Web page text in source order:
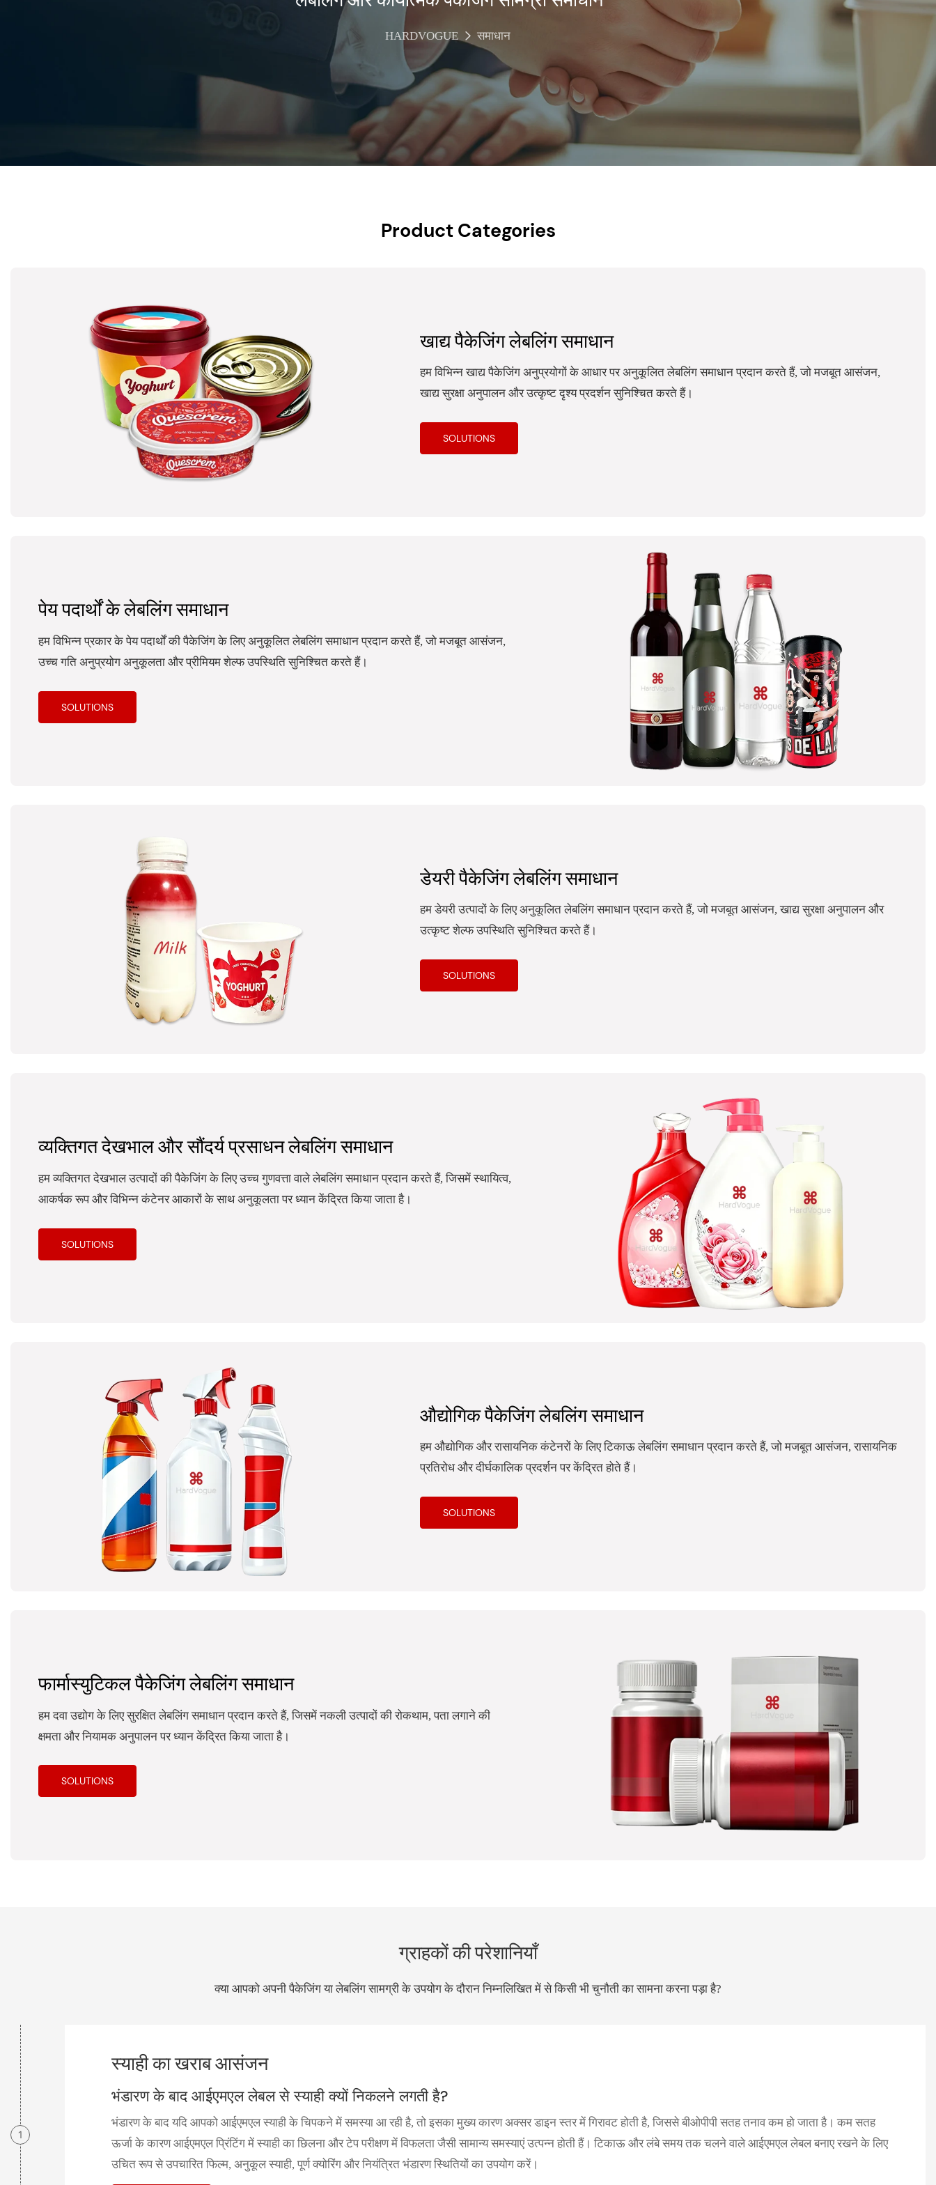
HARDVOGUE समाधान
Product Categories
खाद्य पैकेजिंग लेबलिंग समाधान
हम विभिन्न खाद्य पैकेजिंग अनुप्रयोगों के आधार पर अनुकूलित लेबलिंग समाधान प्रदान करते हैं, जो मजबूत आसंजन,
खाद्य सुरक्षा अनुपालन और उत्कृष्ट दृश्य प्रदर्शन सुनिश्चित करते हैं।
SOLUTIONS
पेय पदार्थों के लेबलिंग समाधान
हम विभिन्न प्रकार के पेय पदार्थों की पैकेजिंग के लिए अनुकूलित लेबलिंग समाधान प्रदान करते हैं, जो मजबूत आसंजन,
उच्च गति अनुप्रयोग अनुकूलता और प्रीमियम शेल्फ उपस्थिति सुनिश्चित करते हैं।
SOLUTIONS
डेयरी पैकेजिंग लेबलिंग समाधान
हम डेयरी उत्पादों के लिए अनुकूलित लेबलिंग समाधान प्रदान करते हैं, जो मजबूत आसंजन, खाद्य सुरक्षा अनुपालन और
उत्कृष्ट शेल्फ उपस्थिति सुनिश्चित करते हैं।
SOLUTIONS
व्यक्तिगत देखभाल और सौंदर्य प्रसाधन लेबलिंग समाधान
हम व्यक्तिगत देखभाल उत्पादों की पैकेजिंग के लिए उच्च गुणवत्ता वाले लेबलिंग समाधान प्रदान करते हैं, जिसमें स्थायित्व,
आकर्षक रूप और विभिन्न कंटेनर आकारों के साथ अनुकूलता पर ध्यान केंद्रित किया जाता है।
SOLUTIONS
औद्योगिक पैकेजिंग लेबलिंग समाधान
हम औद्योगिक और रासायनिक कंटेनरों के लिए टिकाऊ लेबलिंग समाधान प्रदान करते हैं, जो मजबूत आसंजन, रासायनिक
प्रतिरोध और दीर्घकालिक प्रदर्शन पर केंद्रित होते हैं।
SOLUTIONS
फार्मास्युटिकल पैकेजिंग लेबलिंग समाधान
हम दवा उद्योग के लिए सुरक्षित लेबलिंग समाधान प्रदान करते हैं, जिसमें नकली उत्पादों की रोकथाम, पता लगाने की
क्षमता और नियामक अनुपालन पर ध्यान केंद्रित किया जाता है।
SOLUTIONS
ग्राहकों की परेशानियाँ
क्या आपको अपनी पैकेजिंग या लेबलिंग सामग्री के उपयोग के दौरान निम्नलिखित में से किसी भी चुनौती का सामना करना पड़ा है?
1
स्याही का खराब आसंजन
भंडारण के बाद आईएमएल लेबल से स्याही क्यों निकलने लगती है?
भंडारण के बाद यदि आपको आईएमएल स्याही के चिपकने में समस्या आ रही है, तो इसका मुख्य कारण अक्सर डाइन स्तर में गिरावट होती है, जिससे बीओपीपी सतह तनाव कम हो जाता है। कम सतह
ऊर्जा के कारण आईएमएल प्रिंटिंग में स्याही का छिलना और टेप परीक्षण में विफलता जैसी सामान्य समस्याएं उत्पन्न होती हैं। टिकाऊ और लंबे समय तक चलने वाले आईएमएल लेबल बनाए रखने के लिए
उचित रूप से उपचारित फिल्म, अनुकूल स्याही, पूर्ण क्योरिंग और नियंत्रित भंडारण स्थितियों का उपयोग करें।